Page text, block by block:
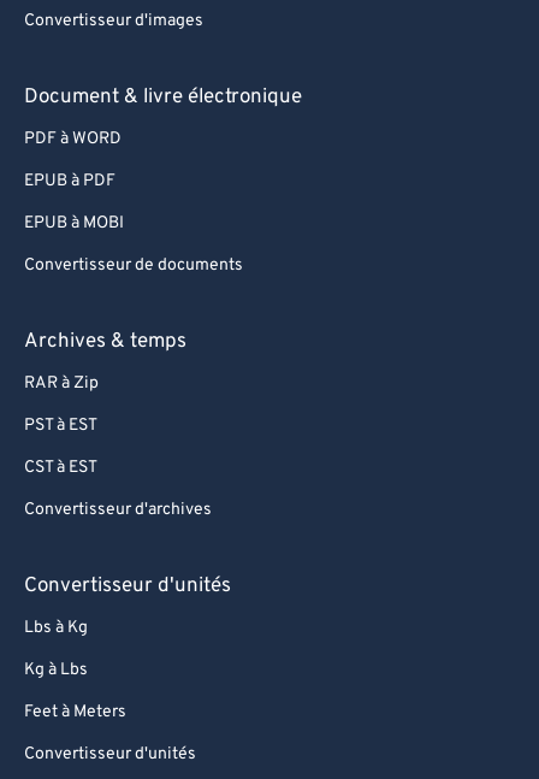
Convertisseur d'images
Document & livre électronique
PDF à WORD
EPUB à PDF
EPUB à MOBI
Convertisseur de documents
Archives & temps
RAR à Zip
PST à EST
CST à EST
Convertisseur d'archives
Convertisseur d'unités
Lbs à Kg
Kg à Lbs
Feet à Meters
Convertisseur d'unités